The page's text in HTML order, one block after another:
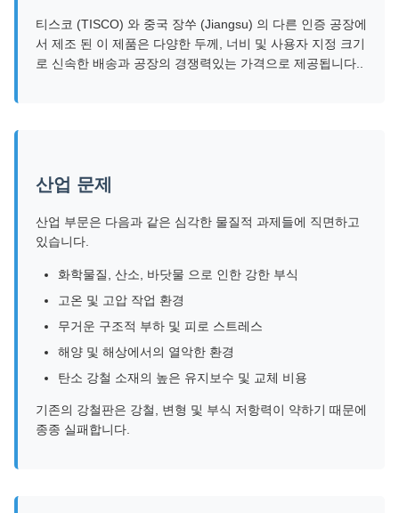
티스코 (TISCO) 와 중국 장쑤 (Jiangsu) 의 다른 인증 공장에
서 제조 된 이 제품은 다양한 두께, 너비 및 사용자 지정 크기
로 신속한 배송과 공장의 경쟁력있는 가격으로 제공됩니다..
산업 문제
산업 부문은 다음과 같은 심각한 물질적 과제들에 직면하고
있습니다.
화학물질, 산소, 바닷물 으로 인한 강한 부식
고온 및 고압 작업 환경
무거운 구조적 부하 및 피로 스트레스
해양 및 해상에서의 열악한 환경
탄소 강철 소재의 높은 유지보수 및 교체 비용
기존의 강철판은 강철, 변형 및 부식 저항력이 약하기 때문에
종종 실패합니다.